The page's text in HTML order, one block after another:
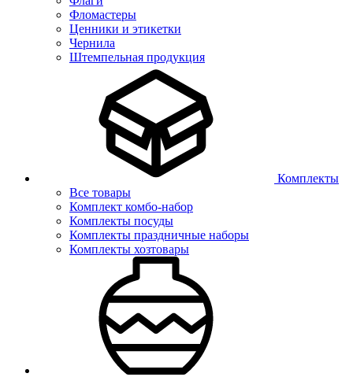
Фломастеры
Ценники и этикетки
Чернила
Штемпельная продукция
Комплекты
Все товары
Комплект комбо-набор
Комплекты посуды
Комплекты праздничные наборы
Комплекты хозтовары